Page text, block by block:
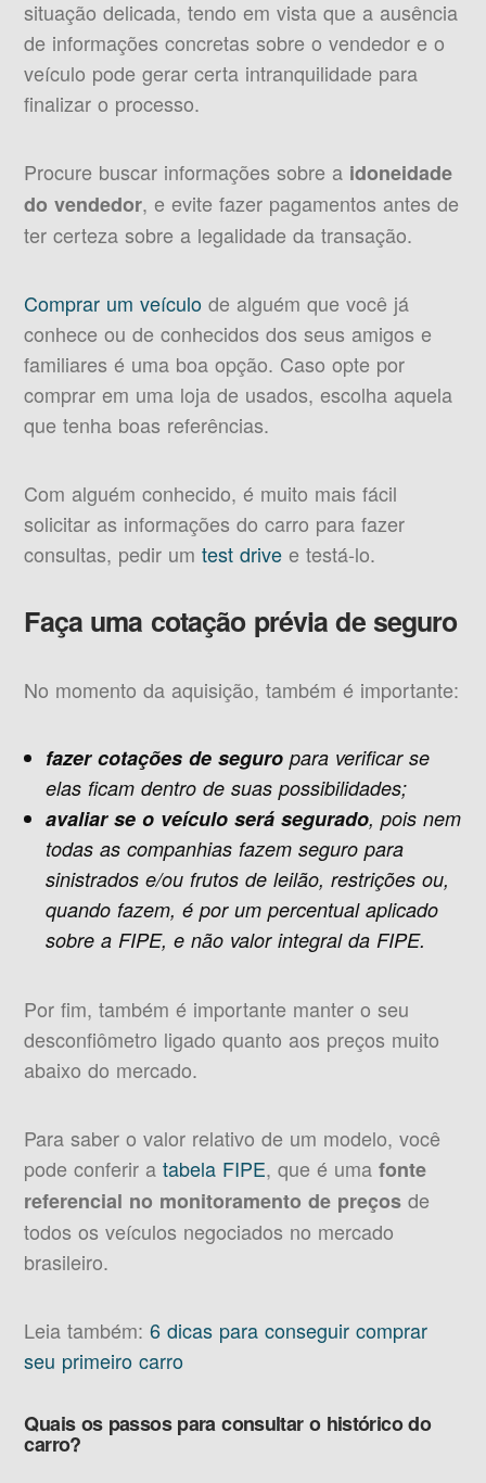
situação delicada, tendo em vista que a ausência
de informações concretas sobre o vendedor e o
veículo pode gerar certa intranquilidade para
finalizar o processo.
Procure buscar informações sobre a idoneidade
do vendedor, e evite fazer pagamentos antes de
ter certeza sobre a legalidade da transação.
Comprar um veículo de alguém que você já
conhece ou de conhecidos dos seus amigos e
familiares é uma boa opção. Caso opte por
comprar em uma loja de usados, escolha aquela
que tenha boas referências.
Com alguém conhecido, é muito mais fácil
solicitar as informações do carro para fazer
consultas, pedir umtest drive e testá-lo.
Faça uma cotação prévia de seguro
No momento da aquisição, também é importante:
fazer cotações de seguropara verificar se
elas ficam dentro de suas possibilidades;
avaliar se o veículo será segurado, pois nem
todas as companhias fazem seguro para
sinistrados e/ou frutos de leilão, restrições ou,
quando fazem, é por um percentual aplicado
sobre a FIPE, e não valor integral da FIPE.
Por fim, também é importante manter o seu
desconfiômetro ligado quanto aos preços muito
abaixo do mercado.
Para saber o valor relativo de um modelo, você
pode conferir atabela FIPE, que é umafonte
referencial no monitoramento de preços de
todos os veículos negociados no mercado
brasileiro.
Leia também:6 dicas para conseguir comprar
seu primeiro carro
Quais os passos para consultar o histórico do
carro?